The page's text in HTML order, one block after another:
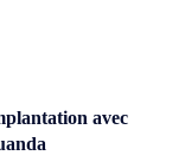
avec